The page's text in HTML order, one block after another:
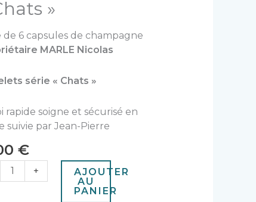
»
de 6 capsules de champagne
MARLE Nicolas
série « Chats »
rapide soigne et sécurisé en
suivie par Jean-Pierre
€
+
AJOUTER
AU
PANIER